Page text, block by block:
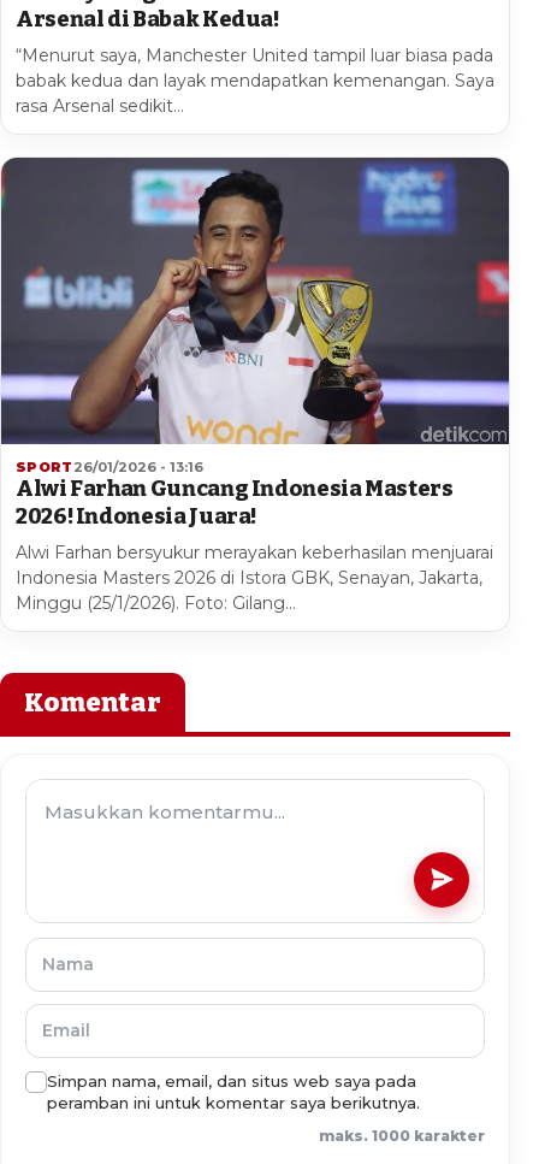
Arsenal di Babak Kedua!
“Menurut saya, Manchester United tampil luar biasa pada
babak kedua dan layak mendapatkan kemenangan. Saya
rasa Arsenal sedikit…
SPORT 26/01/2026 - 13:16
Alwi Farhan Guncang Indonesia Masters
2026! Indonesia Juara!
Alwi Farhan bersyukur merayakan keberhasilan menjuarai
Indonesia Masters 2026 di Istora GBK, Senayan, Jakarta,
Minggu (25/1/2026). Foto: Gilang…
Komentar
Simpan nama, email, dan situs web saya pada
peramban ini untuk komentar saya berikutnya.
maks. 1000 karakter